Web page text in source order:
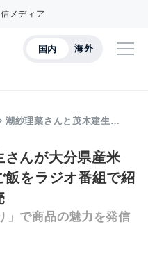
メディア
国内 海外
潮紗理菜さんと茂木建生…
さんが大分県産米
飯をラジオ番組で紹
」で商品の魅力を発信